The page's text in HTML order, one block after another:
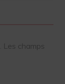
Les champs